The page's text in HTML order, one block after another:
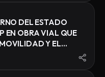
DEL ESTADO
EN OBRA VIAL QUE
Y EL
YAUHQUEMEHCAN